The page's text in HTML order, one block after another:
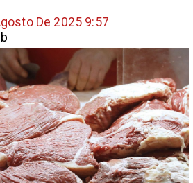
De 2025 9:57